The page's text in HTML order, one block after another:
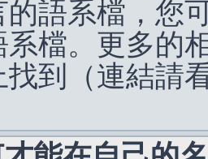
的語系檔，您
系檔。更多的
找到（連結請